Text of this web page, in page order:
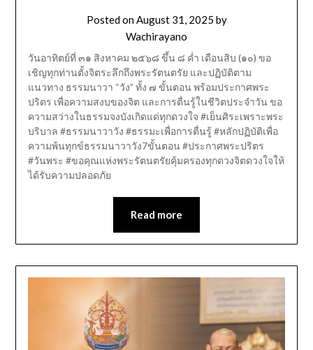
Posted onAugust 31, 2025 by
Wachirayano
วันอาทิตย์ที่ ๓๑ สิงหาคม ๒๕๖๘ ขึ้น ๘ ค่ำ เดือนสิบ (๑๐) ขอ
เชิญทุกท่านตั้งจิตระลึกถึงพระรัตนตรัย และปฏิบัติตาม
แนวทาง ธรรมนาวา “วัง” ทั้ง ๗ ขั้นตอน พร้อมประกาศพระ
ปริตร เพื่อความสงบของจิต และการตื่นรู้ในชีวิตประจำวัน ขอ
ความสว่างในธรรมจงบังเกิดแด่ทุกดวงใจ #เย็นศิระเพราะพระ
บริบาล #ธรรมนาวาวัง #ธรรมะเพื่อการตื่นรู้ #หลักปฏิบัติเพื่อ
ความพ้นทุกข์ธรรมนาวาวัง7ขั้นตอน #ประกาศพระปริตร
#วันพระ #ขอคุณแห่งพระรัตนตรัยคุ้มครองทุกดวงจิตดวงใจให้
ได้รับความปลอดภัย
Read more